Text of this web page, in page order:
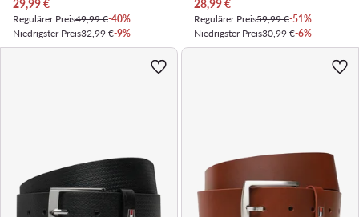
29,99€
Regulärer Preis49,99 €-40%
Niedrigster Preis32,99 €-9%
28,99€
Regulärer Preis59,99 €-51%
Niedrigster Preis30,99 €-6%